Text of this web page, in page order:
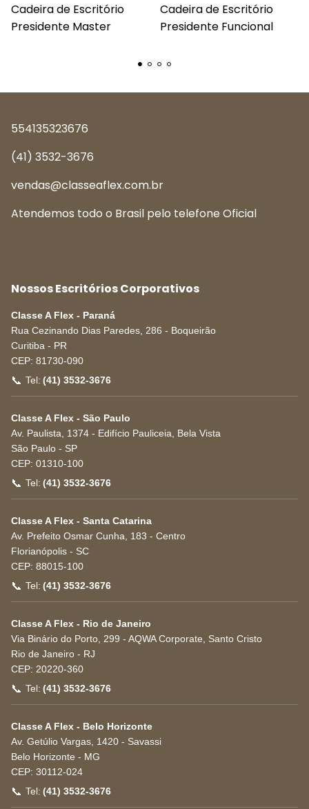
Cadeira de Escritório
Presidente Master
Cadeira de Escritório
Presidente Funcional
554135323676
(41) 3532-3676
vendas@classeaflex.com.br
Atendemos todo o Brasil pelo telefone Oficial
Nossos Escritórios Corporativos
Classe A Flex - Paraná
Rua Cezinando Dias Paredes, 286 - Boqueirão
Curitiba - PR
CEP: 81730-090
📞 Tel: (41) 3532-3676
Classe A Flex - São Paulo
Av. Paulista, 1374 - Edifício Pauliceia, Bela Vista
São Paulo - SP
CEP: 01310-100
📞 Tel: (41) 3532-3676
Classe A Flex - Santa Catarina
Av. Prefeito Osmar Cunha, 183 - Centro
Florianópolis - SC
CEP: 88015-100
📞 Tel: (41) 3532-3676
Classe A Flex - Rio de Janeiro
Via Binário do Porto, 299 - AQWA Corporate, Santo Cristo
Rio de Janeiro - RJ
CEP: 20220-360
📞 Tel: (41) 3532-3676
Classe A Flex - Belo Horizonte
Av. Getúlio Vargas, 1420 - Savassi
Belo Horizonte - MG
CEP: 30112-024
📞 Tel: (41) 3532-3676